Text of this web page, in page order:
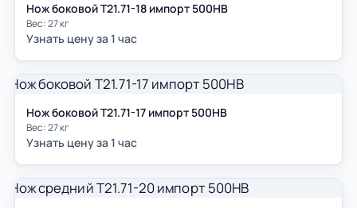
Нож боковой Т21.71-18 импорт 500НВ
Вес: 27 кг
Узнать цену за 1 час
Нож боковой Т21.71-17 импорт 500НВ
Вес: 27 кг
Узнать цену за 1 час